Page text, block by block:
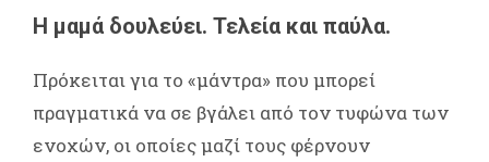
Η μαμά δουλεύει. Τελεία και παύλα.
Πρόκειται για το «μάντρα» που μπορεί
πραγματικά να σε βγάλει από τον τυφώνα των
ενοχών, οι οποίες μαζί τους φέρνουν